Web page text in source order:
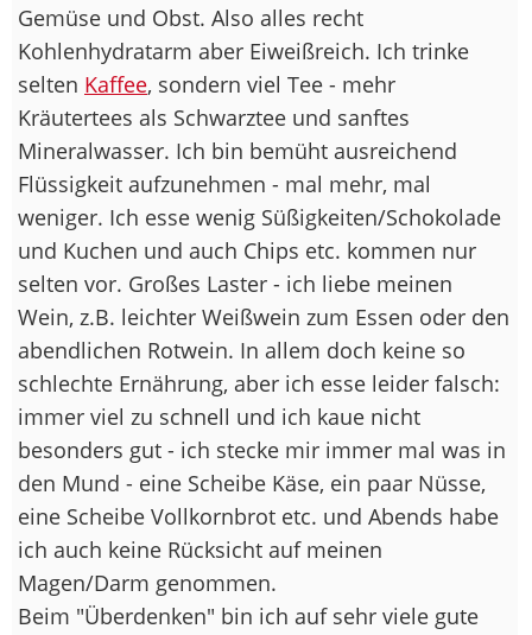
Gemüse und Obst. Also alles recht
Kohlenhydratarm aber Eiweißreich. Ich trinke
selten Kaffee, sondern viel Tee - mehr
Kräutertees als Schwarztee und sanftes
Mineralwasser. Ich bin bemüht ausreichend
Flüssigkeit aufzunehmen - mal mehr, mal
weniger. Ich esse wenig Süßigkeiten/Schokolade
und Kuchen und auch Chips etc. kommen nur
selten vor. Großes Laster - ich liebe meinen
Wein, z.B. leichter Weißwein zum Essen oder den
abendlichen Rotwein. In allem doch keine so
schlechte Ernährung, aber ich esse leider falsch:
immer viel zu schnell und ich kaue nicht
besonders gut - ich stecke mir immer mal was in
den Mund - eine Scheibe Käse, ein paar Nüsse,
eine Scheibe Vollkornbrot etc. und Abends habe
ich auch keine Rücksicht auf meinen
Magen/Darm genommen.
Beim "Überdenken" bin ich auf sehr viele gute